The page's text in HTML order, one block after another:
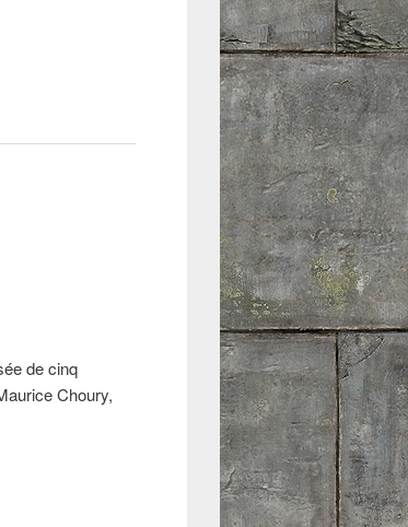
de cinq
Choury,